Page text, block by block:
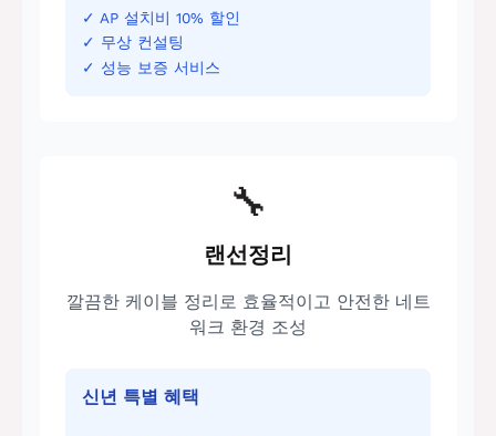
✓ AP 설치비 10% 할인
✓ 무상 컨설팅
✓ 성능 보증 서비스
🔧
랜선정리
깔끔한 케이블 정리로 효율적이고 안전한 네트
워크 환경 조성
신년 특별 혜택